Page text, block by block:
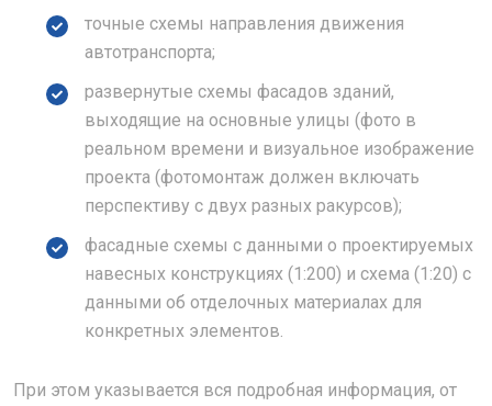
точные схемы направления движения
автотранспорта;
развернутые схемы фасадов зданий,
выходящие на основные улицы (фото в
реальном времени и визуальное изображение
проекта (фотомонтаж должен включать
перспективу с двух разных ракурсов);
фасадные схемы с данными о проектируемых
навесных конструкциях (1:200) и схема (1:20) с
данными об отделочных материалах для
конкретных элементов.
При этом указывается вся подробная информация, от